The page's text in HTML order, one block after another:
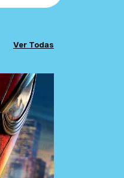
Ver Todas